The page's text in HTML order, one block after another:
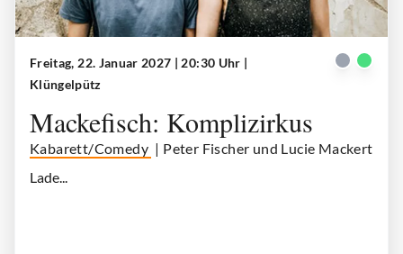
Freitag, 22. Januar 2027 | 20:30 Uhr |
Klüngelpütz
Mackefisch: Komplizirkus
Kabarett/Comedy | Peter Fischer und Lucie Mackert
Lade...